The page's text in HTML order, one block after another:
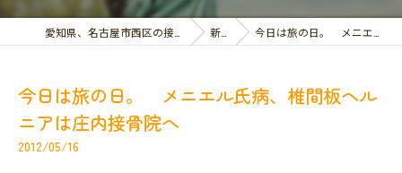
新着情報 今日は旅の日。 メニエル氏病、椎間板ヘルニアは庄内接骨院へ
今日は旅の日。 メニエル氏病、椎間板ヘル
ニアは庄内接骨院へ
2012/05/16